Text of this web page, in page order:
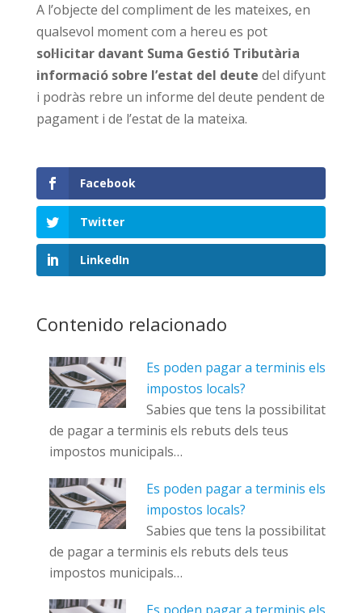
A l’objecte del compliment de les mateixes, en
qualsevol moment com a hereu es pot
sol·licitar davant Suma Gestió Tributària
informació sobre l’estat del deute del difyunt
i podràs rebre un informe del deute pendent de
pagament i de l’estat de la mateixa.
Facebook
Twitter
LinkedIn
Contenido relacionado
Es poden pagar a terminis els
impostos locals?
Sabies que tens la possibilitat
de pagar a terminis els rebuts dels teus
impostos municipals…
Es poden pagar a terminis els
impostos locals?
Sabies que tens la possibilitat
de pagar a terminis els rebuts dels teus
impostos municipals…